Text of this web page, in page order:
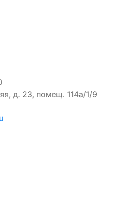
д. 23, помещ. 114а/1/9